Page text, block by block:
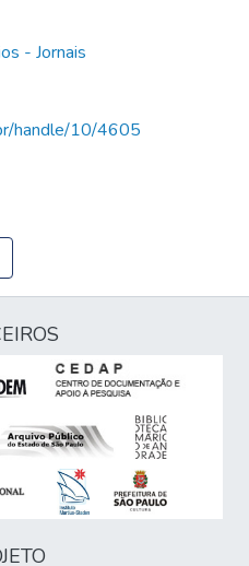
- Jornais
handle/10/4605